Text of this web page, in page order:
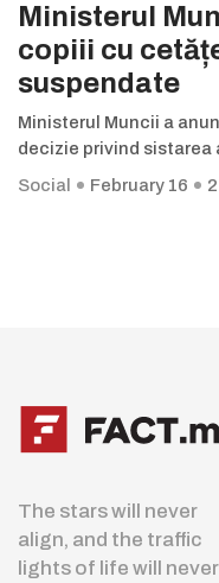
Ministerul
copiii cu
suspendate
Ministerul Muncii a
decizie privind sistarea
Social
February 16
The stars will never
align, and the traffic
lights of life will